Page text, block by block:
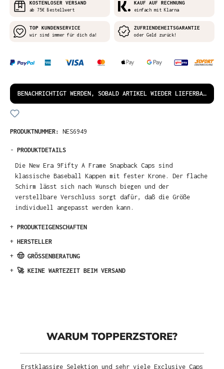
KOSTENLOSER VERSAND
ab 75€ Bestellwert
KAUF AUF RECHNUNG
einfach mit Klarna
TOP KUNDENSERVICE
wir sind immer für dich da!
ZUFRIENDEHEITSGARANTIE
oder Geld zurück!
BENACHRICHTIGT WERDEN, SOBALD ARTIKEL WIEDER LIEFERBAR IST!
PRODUKTNUMMER: NES6949
- PRODUKTDETAILS
Die New Era 9Fifty A Frame Snapback Caps sind
klassische Baseball Kappen mit fester Krone. Der flache
Schirm lässt sich nach Wunsch biegen und der
verstellbare Verschluss sorgt dafür, daß die Größe
individuell angepasst werden kann.
+ PRODUKTEIGENSCHAFTEN
+ HERSTELLER
+ 🤠 GRÖSSENBERATUNG
+ 🚀 KEINE WARTEZEIT BEIM VERSAND
WARUM TOPPERZSTORE?
Erstklassige Selektion und sehr viele Exclusive Caps